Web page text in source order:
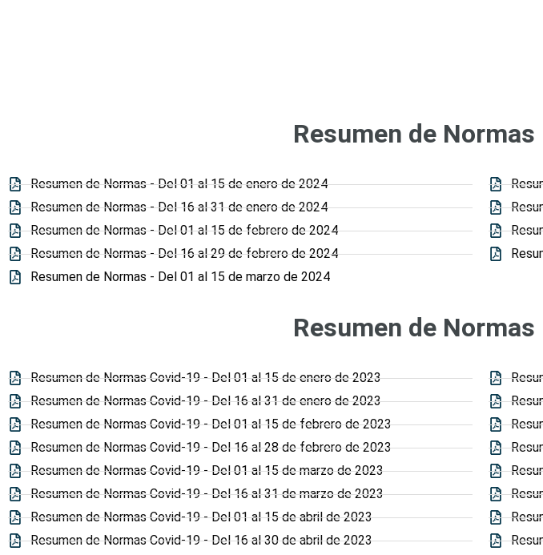
Resumen de
Resumen de Normas - Del 01 al 15 de enero de 2024
Resumen de Normas - Del 16 al 31 de enero de 2024
Resumen de Normas - Del 01 al 15 de febrero de 2024
Resumen de Normas - Del 16 al 29 de febrero de 2024
Resumen de Normas - Del 01 al 15 de marzo de 2024
Resumen de
Resumen de Normas Covid-19 - Del 01 al 15 de enero de 2023
Resumen de Normas Covid-19 - Del 16 al 31 de enero de 2023
Resumen de Normas Covid-19 - Del 01 al 15 de febrero de 2023
Resumen de Normas Covid-19 - Del 16 al 28 de febrero de 2023
Resumen de Normas Covid-19 - Del 01 al 15 de marzo de 2023
Resumen de Normas Covid-19 - Del 16 al 31 de marzo de 2023
Resumen de Normas Covid-19 - Del 01 al 15 de abril de 2023
Resumen de Normas Covid-19 - Del 16 al 30 de abril de 2023